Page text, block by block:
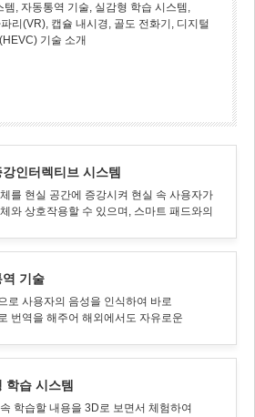
, 자동통역 기술, 실감형 학습 시스템,
리(VR), 캡슐 내시경, 골도 전화기, 디지털
기술 소개
인터렉티브 시스템
를 현실 공간에 증강시켜 현실 속 사용자가
와 상호작용할 수 있으며, 스마트 패드와의
기술
로 사용자의 음성을 인식하여 바로
번역을 해주어 해외에서도 자유로운
학습 시스템
학습할 내용을 3D로 보면서 체험하여